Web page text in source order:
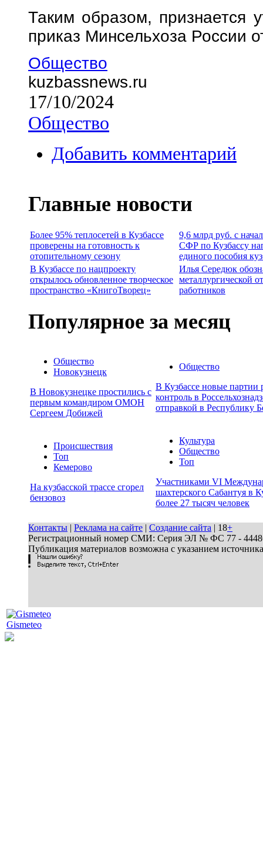
Таким образом, признается
приказ Минсельхоза России
Общество
kuzbassnews.ru
17/10/2024
Общество
Добавить комментарий
Главные новости
Более 95% теплосетей в Кузбассе
проверены на готовность к
отопительному сезону
9,6 млрд руб. с
СФР по Кузбассу
единого пособия
В Кузбассе по нацпроекту
открылось обновленное творческое
пространство «КнигоТворец»
Илья Середюк
металлургической
работников
Популярное за месяц
Общество
Новокузнецк
В Новокузнецке простились с
первым командиром ОМОН
Сергеем Добижей
Общество
В Кузбассе новые партии
контроль в
отправкой в Республику
Происшествия
Топ
Кемерово
На кузбасской трассе сгорел
бензовоз
Культура
Общество
Топ
Участниками VI
шахтерского Сабантуя в
более 27 тысяч человек
Контакты | Реклама на сайте | Создание сайта | 18+
Регистрационный номер СМИ: Серия ЭЛ № ФС 77 - 44486
Публикация материалов возможна с указанием
Gismeteo